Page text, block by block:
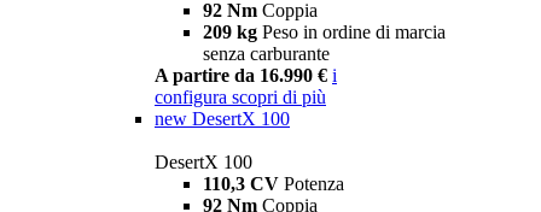
92 Nm Coppia
209 kg Peso in ordine di marcia
senza carburante
A partire da 16.990 € i
configura scopri di più
new DesertX 100
DesertX 100
110,3 CV Potenza
92 Nm Coppia